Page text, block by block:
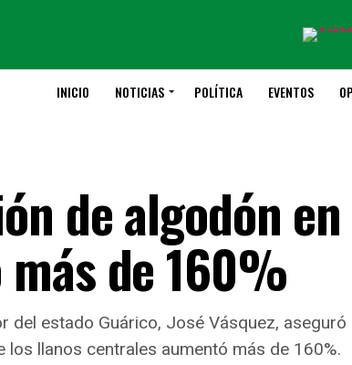
INICIO NOTICIAS POLÍTICA EVENTOS
de algodón
de 160%
del estado Guárico, José Vásquez,
los llanos centrales aumentó más de 160%.